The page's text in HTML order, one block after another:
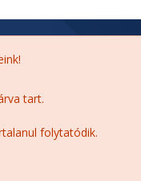
tart.
folytatódik.